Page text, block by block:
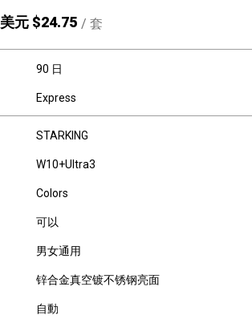
美元 $24.75 / 套
90 日
Express
STARKING
W10+Ultra3
Colors
可以
男女通用
锌合金真空镀不锈钢亮面
自動